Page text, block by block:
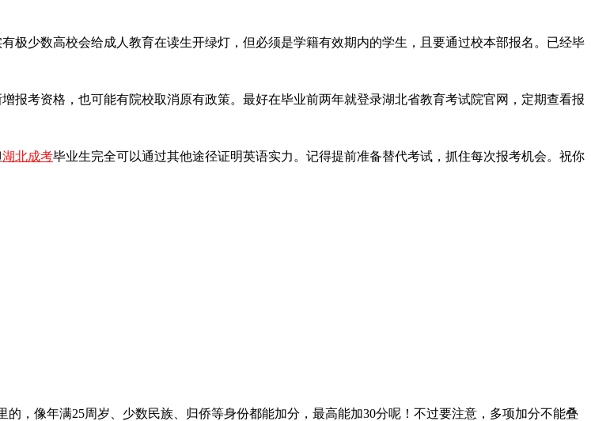
极少数高校会给成人教育在读生开绿灯，但必须是学籍有效期内的学生，且要通过校本部报名。已经毕
报考资格，也可能有院校取消原有政策。最好在毕业前两年就登录湖北省教育考试院官网，定期查看报
湖北成考毕业生完全可以通过其他途径证明英语实力。记得提前准备替代考试，抓住每次报考机会。祝你
像年满25周岁、少数民族、归侨等身份都能加分，最高能加30分呢！不过要注意，多项加分不能叠